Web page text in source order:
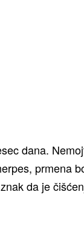
dana.
prmena
da je